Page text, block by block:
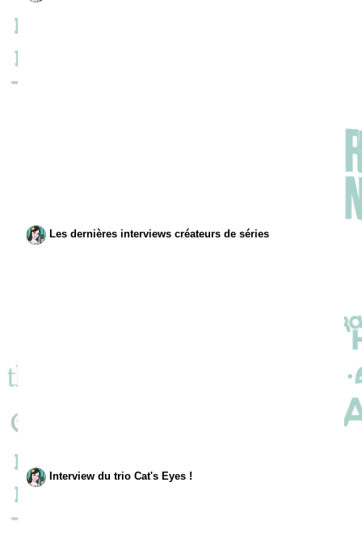
Les dernières interviews créateurs de séries
Interview du trio Cat's Eyes !